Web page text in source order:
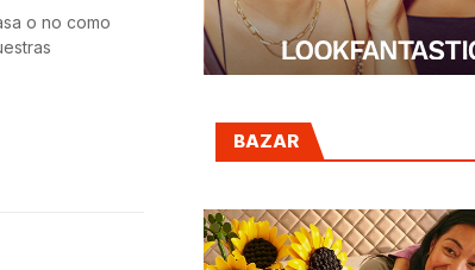
o no como
BAZAR